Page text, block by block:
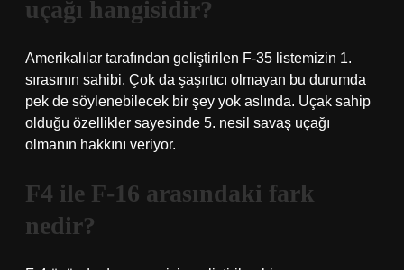
uçağı hangisidir?
Amerikalılar tarafından geliştirilen F-35 listemizin 1.
sırasının sahibi. Çok da şaşırtıcı olmayan bu durumda
pek de söylenebilecek bir şey yok aslında. Uçak sahip
olduğu özellikler sayesinde 5. nesil savaş uçağı
olmanın hakkını veriyor.
F4 ile F-16 arasındaki fark
nedir?